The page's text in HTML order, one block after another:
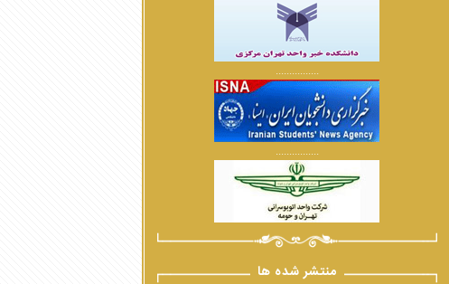
................
................
منتشر شده ها